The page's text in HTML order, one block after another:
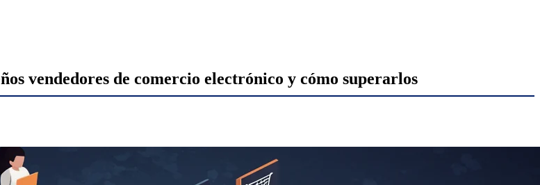
vendedores de comercio electrónico y cómo superarlos